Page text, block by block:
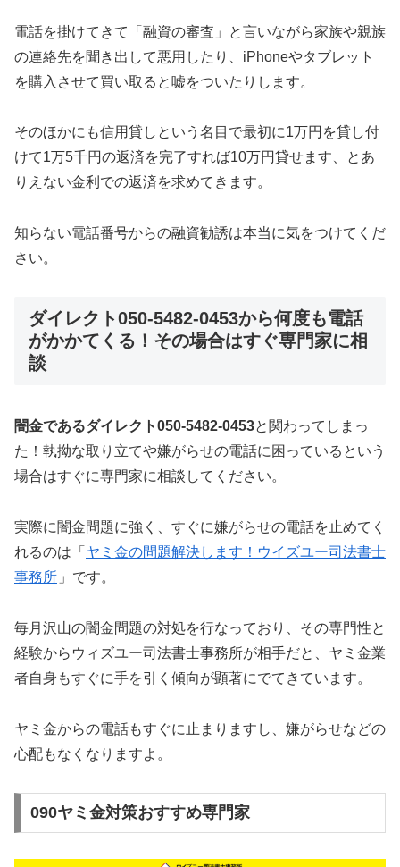
電話を掛けてきて「融資の審査」と言いながら家族や親族
の連絡先を聞き出して悪用したり、iPhoneやタブレット
を購入させて買い取ると嘘をついたりします。
そのほかにも信用貸しという名目で最初に1万円を貸し付
けて1万5千円の返済を完了すれば10万円貸せます、とあ
りえない金利での返済を求めてきます。
知らない電話番号からの融資勧誘は本当に気をつけてくだ
さい。
ダイレクト050-5482-0453から何度も電話
がかかてくる！その場合はすぐ専門家に相
談
闇金であるダイレクト050-5482-0453と関わってしまっ
た！執拗な取り立てや嫌がらせの電話に困っているという
場合はすぐに専門家に相談してください。
実際に闇金問題に強く、すぐに嫌がらせの電話を止めてく
れるのは「 ヤミ金の問題解決します！ウイズユー司法書士
事務所 」です。
毎月沢山の闇金問題の対処を行なっており、その専門性と
経験からウィズユー司法書士事務所が相手だと、ヤミ金業
者自身もすぐに手を引く傾向が顕著にでてきています。
ヤミ金からの電話もすぐに止まりますし、嫌がらせなどの
心配もなくなりますよ。
090ヤミ金対策おすすめ専門家